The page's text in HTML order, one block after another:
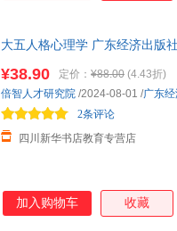
大五人格心理学 广东经济出版
¥38.90 定价： ¥88.00 (4.43折)
四川新华书店教育专营店
2条评论
倍智人才研究院 /2024-08-01 /广东
加入购物车 收藏